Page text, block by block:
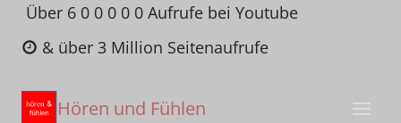
Zum
Inhalt
springen
Über 6 0 0 0 0 0 Aufrufe bei Youtube
& über 3 Million Seitenaufrufe
Hören und Fühlen